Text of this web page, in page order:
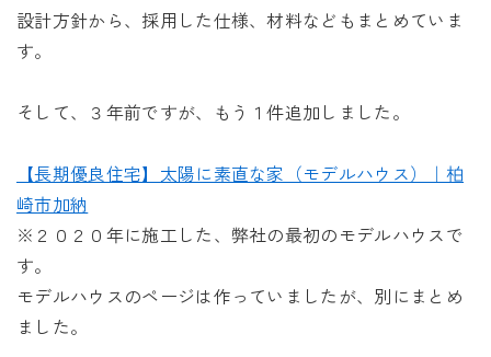
設計方針から、採用した仕様、材料などもまとめていま
す。
そして、３年前ですが、もう１件追加しました。
【長期優良住宅】太陽に素直な家（モデルハウス）｜柏
崎市加納
※２０２０年に施工した、弊社の最初のモデルハウスで
す。
モデルハウスのページは作っていましたが、別にまとめ
ました。